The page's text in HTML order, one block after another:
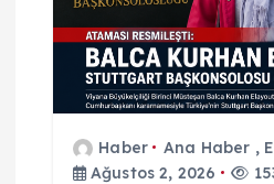
e
s
Haber Ana Haber ,
Ağustos 2, 2026